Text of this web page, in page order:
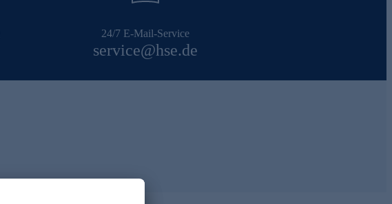
24/7 E-Mail-Service
service@hse.de